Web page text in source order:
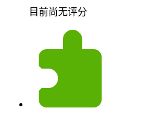
目前尚无评分